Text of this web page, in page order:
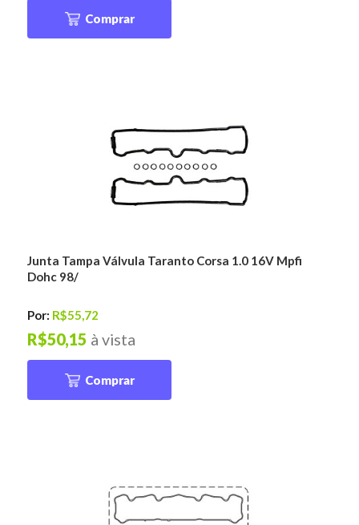
Comprar
Junta Tampa Válvula Taranto Corsa 1.0 16V Mpfi
Dohc 98/
Por: R$55,72
à vista
R$50,15
Comprar